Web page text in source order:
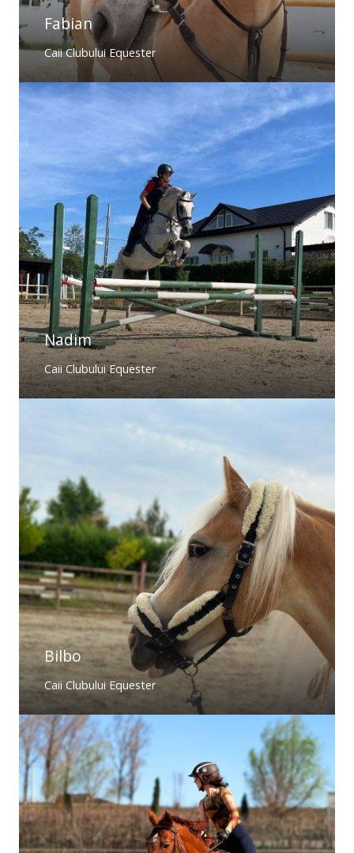
Fabian
Caii Clubului Equester
Nadim
Caii Clubului Equester
Bilbo
Caii Clubului Equester